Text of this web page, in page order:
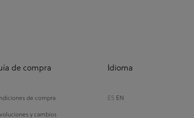
de compra
de compra
y cambios
Idioma
ES EN